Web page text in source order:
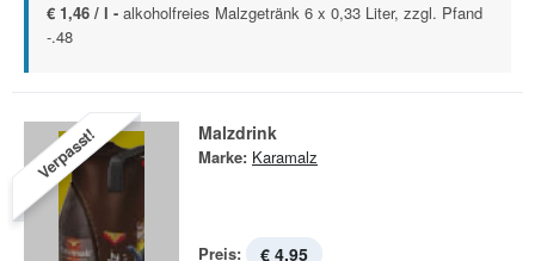
€ 1,46 / l - alkoholfreies Malzgetränk 6 x 0,33 Liter, zzgl. Pfand
-.48
Verpasst! Malzdrink
Marke: Karamalz
Preis: € 4,95